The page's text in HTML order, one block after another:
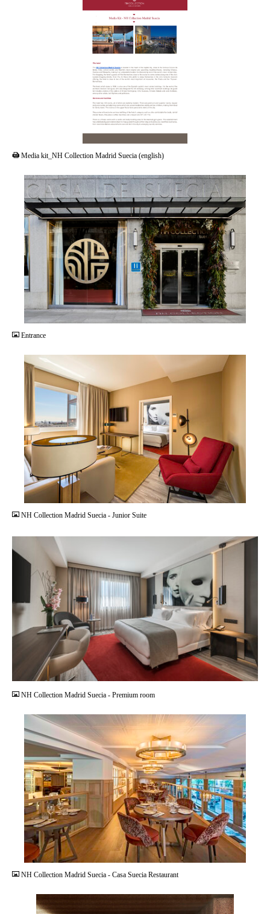
Media kit_NH Collection Madrid Suecia (english)
JPG
Entrance
JPG
NH Collection Madrid Suecia - Junior Suite
NH Collection Madrid Suecia - Premium room
JPG
NH Collection Madrid Suecia - Casa Suecia Restaurant